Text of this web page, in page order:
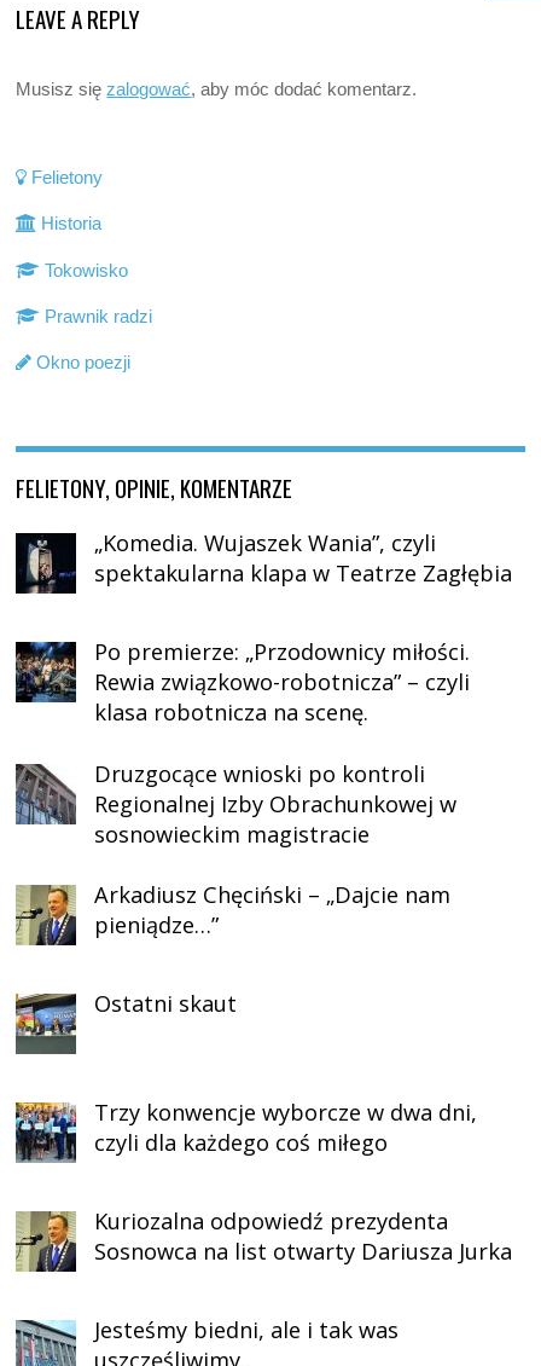
LEAVE A REPLY
Musisz sięzalogować, aby móc dodać komentarz.
Felietony
Historia
Tokowisko
Prawnik radzi
Okno poezji
FELIETONY, OPINIE, KOMENTARZE
„Komedia. Wujaszek Wania”, czyli
spektakularna klapa w Teatrze Zagłębia
Po premierze: „Przodownicy miłości.
Rewia związkowo-robotnicza” – czyli
klasa robotnicza na scenę.
Druzgocące wnioski po kontroli
Regionalnej Izby Obrachunkowej w
sosnowieckim magistracie
Arkadiusz Chęciński – „Dajcie nam
pieniądze…”
Ostatni skaut
Trzy konwencje wyborcze w dwa dni,
czyli dla każdego coś miłego
Kuriozalna odpowiedź prezydenta
Sosnowca na list otwarty Dariusza Jurka
Jesteśmy biedni, ale i tak was
uszczęśliwimy…